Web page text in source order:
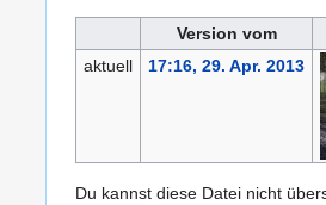
Version vom
aktuell
17:16, 29. Apr. 2013
Du kannst diese Datei nicht